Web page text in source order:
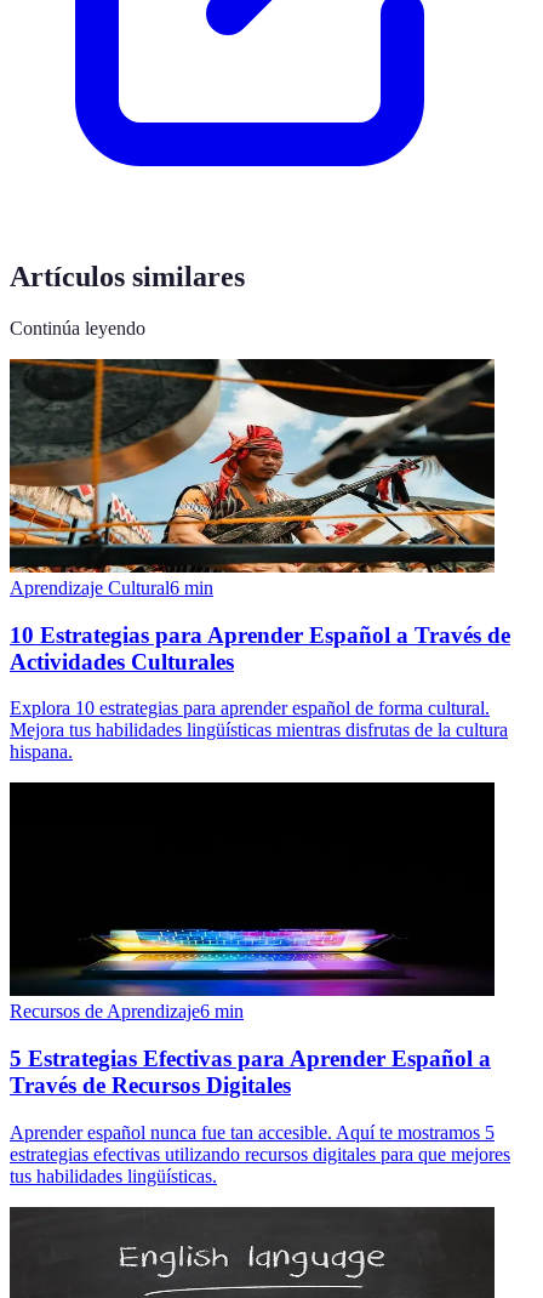
Artículos similares
Continúa leyendo
Aprendizaje Cultural6 min
10 Estrategias para Aprender Español a Través de
Actividades Culturales
Explora 10 estrategias para aprender español de forma cultural.
Mejora tus habilidades lingüísticas mientras disfrutas de la cultura
hispana.
Recursos de Aprendizaje6 min
5 Estrategias Efectivas para Aprender Español a
Través de Recursos Digitales
Aprender español nunca fue tan accesible. Aquí te mostramos 5
estrategias efectivas utilizando recursos digitales para que mejores
tus habilidades lingüísticas.